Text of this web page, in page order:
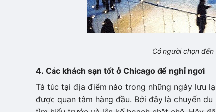
Có người chọn
4. Các khách sạn tốt ở Chicago để nghỉ ngơi
Tá túc tại địa điểm nào trong những ngày lưu
được quan tâm hàng đầu. Bởi đây là chuyến